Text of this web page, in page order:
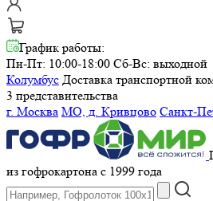
График работы:
Пн-Пт: 10:00-18:00 Сб-Вс: выходной
Колумбус Доставка транспортной
3 представительства
г. Москва МО, д. Кривцово Санкт-
из гофрокартона с 1999 года